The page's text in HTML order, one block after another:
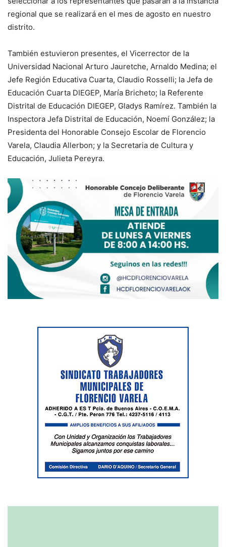
regional que se realizará en el mes de agosto en nuestro
distrito.
También estuvieron presentes, el Vicerrector de la
Universidad Nacional Arturo Jauretche, Arnaldo Medina; el
Jefe Región Educativa Cuarta, Claudio Rosselli; la Jefa de
Educación Cuarta DIEGEP, María Bricheto; la Referente
Distrital de Educación DIEGEP, Gladys Ramírez. También la
Inspectora Jefa Distrital de Educación, Noemí González; la
Presidenta del Honorable Consejo Escolar de Florencio
Varela, Claudia Allerbon; y la Secretaria de Cultura y
Educación, Julieta Pereyra.